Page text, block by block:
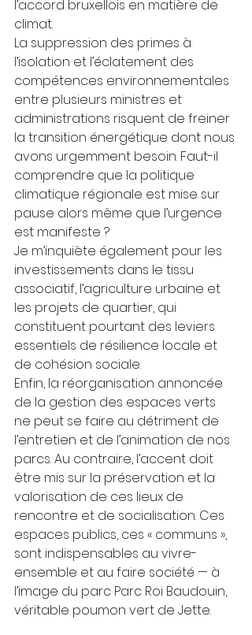
l’accord bruxellois en matière de
climat.
La suppression des primes à
l’isolation et l’éclatement des
compétences environnementales
entre plusieurs ministres et
administrations risquent de freiner
la transition énergétique dont nous
avons urgemment besoin. Faut-il
comprendre que la politique
climatique régionale est mise sur
pause alors même que l’urgence
est manifeste ?
Je m’inquiète également pour les
investissements dans le tissu
associatif, l’agriculture urbaine et
les projets de quartier, qui
constituent pourtant des leviers
essentiels de résilience locale et
de cohésion sociale.
Enfin, la réorganisation annoncée
de la gestion des espaces verts
ne peut se faire au détriment de
l’entretien et de l’animation de nos
parcs. Au contraire, l’accent doit
être mis sur la préservation et la
valorisation de ces lieux de
rencontre et de socialisation. Ces
espaces publics, ces « communs »,
sont indispensables au vivre-
ensemble et au faire société — à
l’image du parc Parc Roi Baudouin,
véritable poumon vert de Jette.